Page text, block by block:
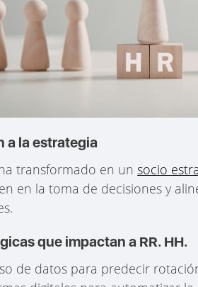
a la estrategia
ha transformado en unsocio
en la toma de decisiones y
que impactan a RR. HH.
de datos para predecir